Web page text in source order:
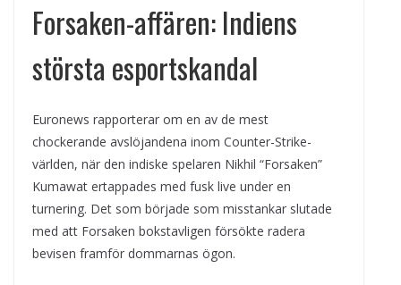
Forsaken-affären: Indiens
största esportskandal
Euronews rapporterar om en av de mest
chockerande avslöjandena inom Counter-Strike-
världen, när den indiske spelaren Nikhil “Forsaken”
Kumawat ertappades med fusk live under en
turnering. Det som började som misstankar slutade
med att Forsaken bokstavligen försökte radera
bevisen framför dommarnas ögon.